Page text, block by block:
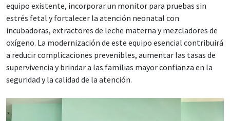
equipo existente, incorporar un monitor para pruebas sin
estrés fetal y fortalecer la atención neonatal con
incubadoras, extractores de leche materna y mezcladores de
oxígeno. La modernización de este equipo esencial contribuirá
a reducir complicaciones prevenibles, aumentar las tasas de
supervivencia y brindar a las familias mayor confianza en la
seguridad y la calidad de la atención.